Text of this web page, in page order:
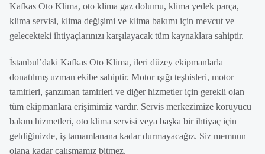
Kafkas Oto Klima, oto klima gaz dolumu, klima yedek parça,
klima servisi, klima değişimi ve klima bakımı için mevcut ve
gelecekteki ihtiyaçlarınızı karşılayacak tüm kaynaklara sahiptir.
İstanbul’daki Kafkas Oto Klima, ileri düzey ekipmanlarla
donatılmış uzman ekibe sahiptir. Motor ışığı teşhisleri, motor
tamirleri, şanzıman tamirleri ve diğer hizmetler için gerekli olan
tüm ekipmanlara erişimimiz vardır. Servis merkezimize koruyucu
bakım hizmetleri, oto klima servisi veya başka bir ihtiyaç için
geldiğinizde, iş tamamlanana kadar durmayacağız. Siz memnun
olana kadar çalışmamız bitmez.